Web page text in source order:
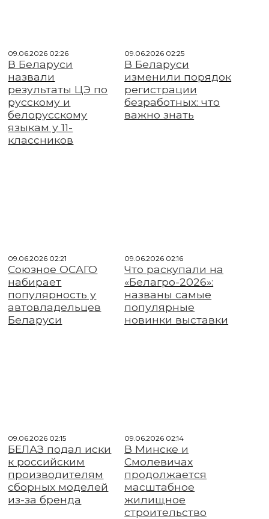
09.06.2026 02:26
В Беларуси
назвали
результаты ЦЭ по
русскому и
белорусскому
языкам у 11-
классников
09.06.2026 02:25
В Беларуси
изменили порядок
регистрации
безработных: что
важно знать
09.06.2026 02:21
Союзное ОСАГО
набирает
популярность у
автовладельцев
Беларуси
09.06.2026 02:16
Что раскупали на
«Белагро-2026»:
названы самые
популярные
новинки выставки
09.06.2026 02:15
БЕЛАЗ подал иски
к российским
производителям
сборных моделей
из-за бренда
09.06.2026 02:14
В Минске и
Смолевичах
продолжается
масштабное
жилищное
строительство